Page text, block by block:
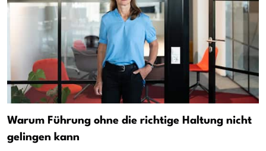
Warum Führung ohne die richtige Haltung nicht
gelingen kann